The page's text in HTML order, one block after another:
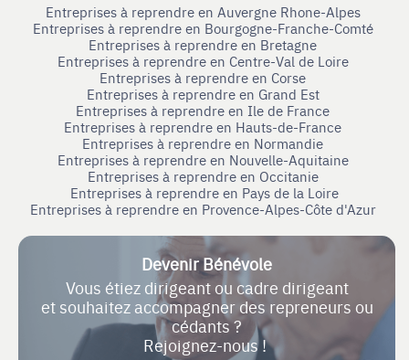
Entreprises à reprendre en Auvergne Rhone-Alpes
Entreprises à reprendre en Bourgogne-Franche-Comté
Entreprises à reprendre en Bretagne
Entreprises à reprendre en Centre-Val de Loire
Entreprises à reprendre en Corse
Entreprises à reprendre en Grand Est
Entreprises à reprendre en Ile de France
Entreprises à reprendre en Hauts-de-France
Entreprises à reprendre en Normandie
Entreprises à reprendre en Nouvelle-Aquitaine
Entreprises à reprendre en Occitanie
Entreprises à reprendre en Pays de la Loire
Entreprises à reprendre en Provence-Alpes-Côte d'Azur
Devenir Bénévole
Vous étiez dirigeant ou cadre dirigeant
et souhaitez accompagner des repreneurs ou
cédants ?
Rejoignez-nous !